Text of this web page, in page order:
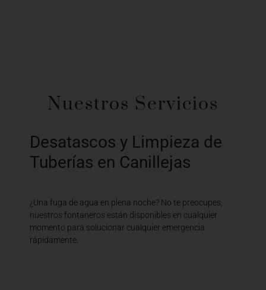
Nuestros Servicios
Desatascos y Limpieza de
Tuberías en Canillejas
¿Una fuga de agua en plena noche? No te preocupes,
nuestros fontaneros están disponibles en cualquier
momento para solucionar cualquier emergencia
rápidamente.